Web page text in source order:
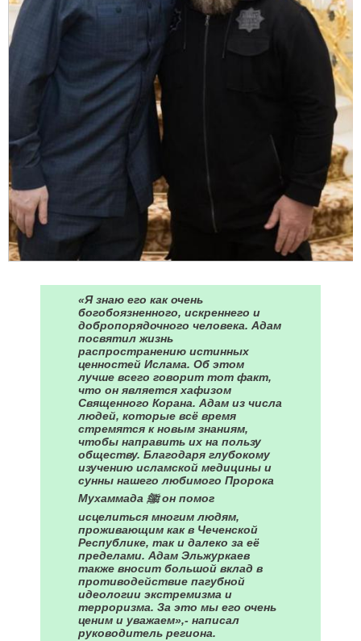
«Я знаю его как очень
богобоязненного, искреннего и
добропорядочного человека. Адам
посвятил жизнь
распространению истинных
ценностей Ислама. Об этом
лучше всего говорит тот факт,
что он является хафизом
Священного Корана. Адам из числа
людей, которые всё время
стремятся к новым знаниям,
чтобы направить их на пользу
обществу. Благодаря глубокому
изучению исламской медицины и
сунны нашего любимого Пророка
Мухаммада ﷺ он помог
исцелиться многим людям,
проживающим как в Чеченской
Республике, так и далеко за её
пределами. Адам Эльжуркаев
также вносит большой вклад в
противодействие пагубной
идеологии экстремизма и
терроризма. За это мы его очень
ценим и уважаем»,- написал
руководитель региона.